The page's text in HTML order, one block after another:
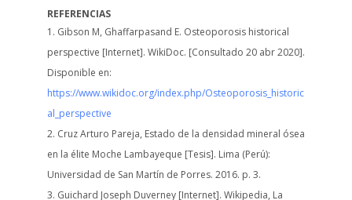
REFERENCIAS
Gibson M, Ghaffarpasand E. Osteoporosis historical
perspective [Internet]. WikiDoc. [Consultado 20 abr 2020].
Disponible en:
https://www.wikidoc.org/index.php/Osteoporosis_historic
al_perspective
Cruz Arturo Pareja, Estado de la densidad mineral ósea
en la élite Moche Lambayeque [Tesis]. Lima (Perú):
Universidad de San Martín de Porres. 2016. p. 3.
Guichard Joseph Duverney [Internet]. Wikipedia, La